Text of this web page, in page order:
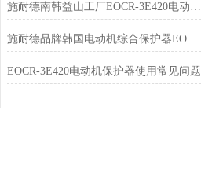
施耐德南韩益山工厂EOCR-3E420电动机综合保护器
施耐德品牌韩国电动机综合保护器EOCR-3E420-WRZ7简介
EOCR-3E420电动机保护器使用常见问题